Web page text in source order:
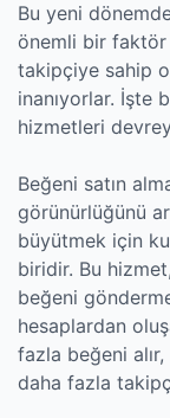
Bu yeni
önemli bir faktör
takipçiye sahip
inanıyorlar. İşte
hizmetleri
Beğeni satın
görünürlüğünü
büyütmek için
biridir. Bu hizmet,
beğeni
hesaplardan
fazla beğeni
daha fazla